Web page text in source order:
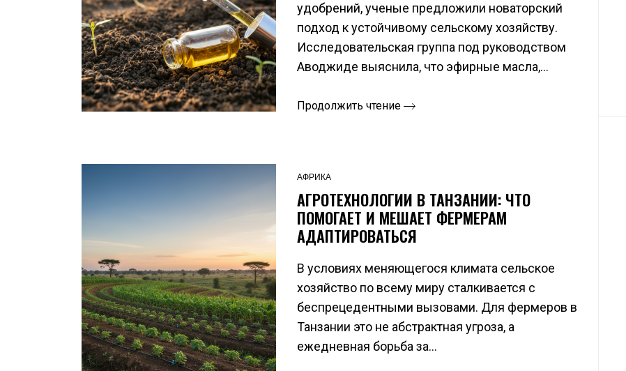
удобрений, ученые предложили новаторский
подход к устойчивому сельскому хозяйству.
Исследовательская группа под руководством
Аводжиде выяснила, что эфирные масла,...
Продолжить чтение
АФРИКА
АГРОТЕХНОЛОГИИ В ТАНЗАНИИ: ЧТО
ПОМОГАЕТ И МЕШАЕТ ФЕРМЕРАМ
АДАПТИРОВАТЬСЯ
В условиях меняющегося климата сельское
хозяйство по всему миру сталкивается с
беспрецедентными вызовами. Для фермеров в
Танзании это не абстрактная угроза, а
ежедневная борьба за...